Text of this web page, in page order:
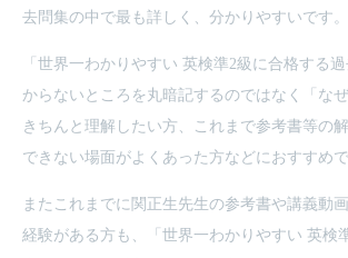
去問集の中で最も詳しく、分かりやすいです。
「 世界一わかりやすい 英検準2級に合格する
からないところを丸暗記するのではなく「な
きちんと理解したい方、これまで参考書等の
できない場面がよくあった方などにおすすめで
またこれまでに関正生先生の参考書や講義動
経験がある方も、「 世界一わかりやすい 英検